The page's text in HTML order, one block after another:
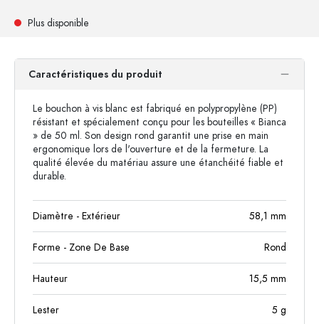
Plus disponible
Caractéristiques du produit
Le bouchon à vis blanc est fabriqué en polypropylène (PP)
résistant et spécialement conçu pour les bouteilles « Bianca
» de 50 ml. Son design rond garantit une prise en main
ergonomique lors de l'ouverture et de la fermeture. La
qualité élevée du matériau assure une étanchéité fiable et
durable.
Diamètre - Extérieur 58,1 mm
Forme - Zone De Base Rond
Hauteur 15,5 mm
Lester 5 g